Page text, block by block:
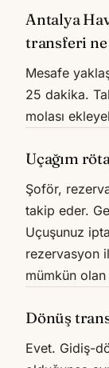
Antalya
transferi
Mesafe
25 dakika.
molası
Uçağım
Şoför,
takip eder.
Uçuşunuz
rezervasyon
mümkün
Dönüş
Evet. Gidiş-